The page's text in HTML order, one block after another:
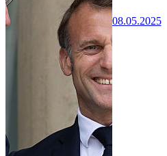
08.05.2025